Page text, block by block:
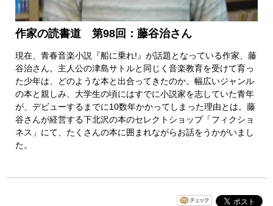
作家の読書道 第98回：藤谷治さん
現在、青春音楽小説『船に乗れ!』が話題となっている作家、藤
谷治さん。主人公の津島サトルと同じく音楽教育を受けて育っ
た少年は、どのような本と出合ってきたのか。幅広いジャンル
の本と親しみ、大学生の頃にはすでに小説家を志していた青年
が、デビューするまでに10数年かかってしまった理由とは。藤
谷さんが経営する下北沢の本のセレクトショップ「フィクショ
ネス」にて、たくさんの本に囲まれながらお話をうかがいまし
た。